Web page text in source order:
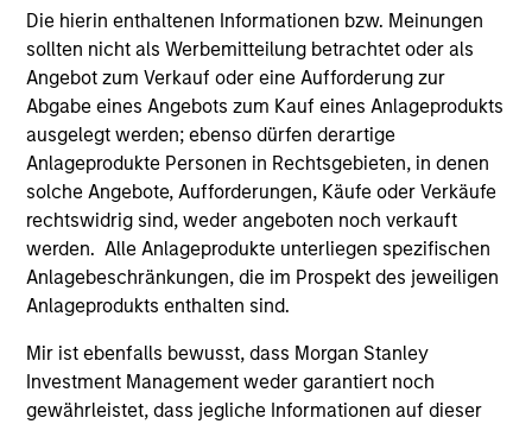
Die hierin enthaltenen Informationen bzw. Meinungen
sollten nicht als Werbemitteilung betrachtet oder als
Angebot zum Verkauf oder eine Aufforderung zur
Abgabe eines Angebots zum Kauf eines Anlageprodukts
ausgelegt werden; ebenso dürfen derartige
Anlageprodukte Personen in Rechtsgebieten, in denen
solche Angebote, Aufforderungen, Käufe oder Verkäufe
rechtswidrig sind, weder angeboten noch verkauft
werden. Alle Anlageprodukte unterliegen spezifischen
Anlagebeschränkungen, die im Prospekt des jeweiligen
Anlageprodukts enthalten sind.
Mir ist ebenfalls bewusst, dass Morgan Stanley
Investment Management weder garantiert noch
gewährleistet, dass jegliche Informationen auf dieser
Team Insights
2026 OUTLOOKS